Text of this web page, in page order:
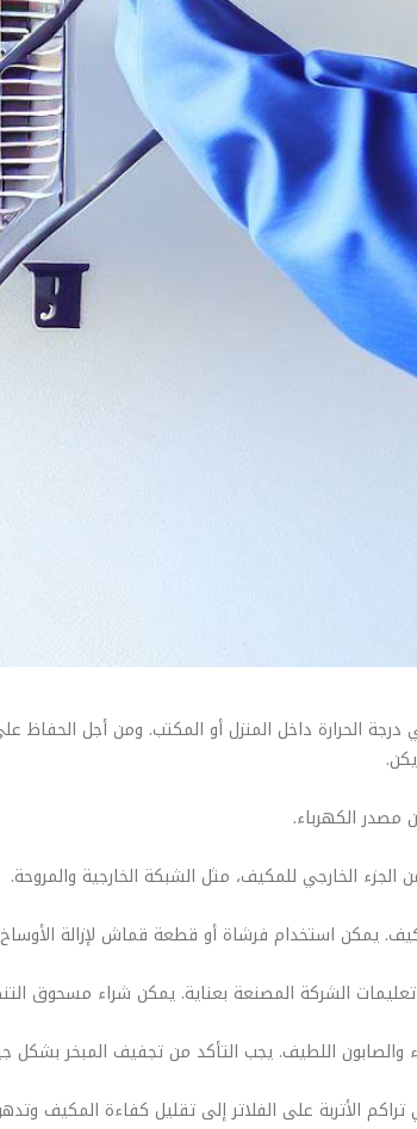
الحرارة داخل المنزل أو المكتب. ومن أجل الحفاظ